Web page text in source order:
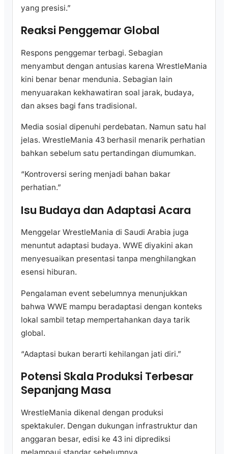
yang presisi.”
Reaksi Penggemar Global
Respons penggemar terbagi. Sebagian
menyambut dengan antusias karena WrestleMania
kini benar benar mendunia. Sebagian lain
menyuarakan kekhawatiran soal jarak, budaya,
dan akses bagi fans tradisional.
Media sosial dipenuhi perdebatan. Namun satu hal
jelas. WrestleMania 43 berhasil menarik perhatian
bahkan sebelum satu pertandingan diumumkan.
“Kontroversi sering menjadi bahan bakar
perhatian.”
Isu Budaya dan Adaptasi Acara
Menggelar WrestleMania di Saudi Arabia juga
menuntut adaptasi budaya. WWE diyakini akan
menyesuaikan presentasi tanpa menghilangkan
esensi hiburan.
Pengalaman event sebelumnya menunjukkan
bahwa WWE mampu beradaptasi dengan konteks
lokal sambil tetap mempertahankan daya tarik
global.
“Adaptasi bukan berarti kehilangan jati diri.”
Potensi Skala Produksi Terbesar
Sepanjang Masa
WrestleMania dikenal dengan produksi
spektakuler. Dengan dukungan infrastruktur dan
anggaran besar, edisi ke 43 ini diprediksi